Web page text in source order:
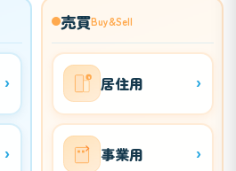
›
›
売買Buy&Sell
¥ 居住用 ›
事業用 ›